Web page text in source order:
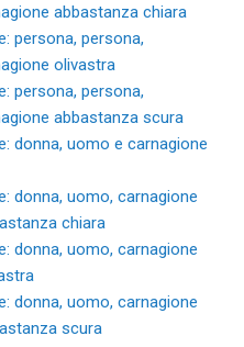
abbastanza chiara
persona, persona,
olivastra
persona, persona,
abbastanza scura
donna, uomo e carnagione
donna, uomo, carnagione
chiara
donna, uomo, carnagione
donna, uomo, carnagione
scura